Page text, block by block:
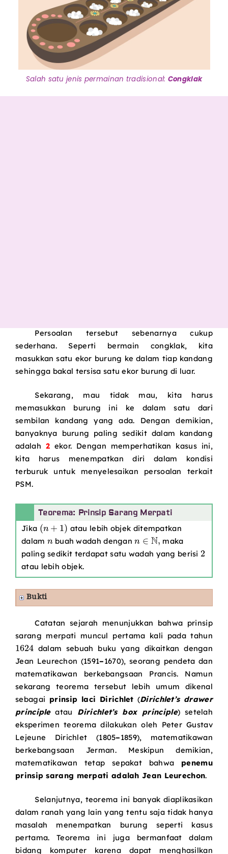
Salah satu jenis permainan tradisional: Congklak
Persoalan tersebut sebenarnya cukup
sederhana. Seperti bermain congklak, kita
masukkan satu ekor burung ke dalam tiap kandang
sehingga bakal tersisa satu ekor burung di luar.
Sekarang, mau tidak mau, kita harus
memasukkan burung ini ke dalam satu dari
sembilan kandang yang ada. Dengan demikian,
banyaknya burung paling sedikit dalam kandang
adalah 2ekor. Dengan memperhatikan kasus ini,
kita harus menempatkan diri dalam kondisi
terburuk untuk menyelesaikan persoalan terkait
PSM.
Teorema: Prinsip Sarang Merpati
Jika
( )
atau lebih objek ditempatkan
dalam
n
buah wadah dengan
n∈N,
maka
paling sedikit terdapat satu wadah yang berisi
2
atau lebih objek.
Bukti
Catatan sejarah menunjukkan bahwa prinsip
sarang merpati muncul pertama kali pada tahun
1624
dalam sebuah buku yang dikaitkan dengan
Jean Leurechon (1591–1670), seorang pendeta dan
matematikawan berkebangsaan Prancis. Namun
sekarang teorema tersebut lebih umum dikenal
sebagai prinsip laci Dirichlet (Dirichlet’s drawer
principleatau Dirichlet’s box principle) setelah
eksperimen teorema dilakukan oleh Peter Gustav
Lejeune Dirichlet (1805–1859), matematikawan
berkebangsaan Jerman. Meskipun demikian,
matematikawan tetap sepakat bahwa penemu
prinsip sarang merpati adalah Jean Leurechon.
Selanjutnya, teorema ini banyak diaplikasikan
dalam ranah yang lain yang tentu saja tidak hanya
masalah menempatkan burung seperti kasus
pertama. Teorema ini juga bermanfaat dalam
bidang komputer karena dapat menghasilkan